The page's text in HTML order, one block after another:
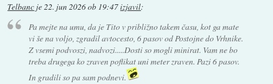
Telbanc je22. jun 2026 ob 19:47izjavil:
Pa mejte na umu, da je Tito v približno takem času, kot ga mate
vi še na voljo, zgradil avtocesto, 6 pasov od Postojne do Vrhnike.
Z vsemi podvoszi, nadvozi.....Dosti so mogli minirat. Vam ne bo
treba drugega ko zraven poflikat uni meter zraven. Pazi 6 pasov.
In gradili so pa sam podnevi.